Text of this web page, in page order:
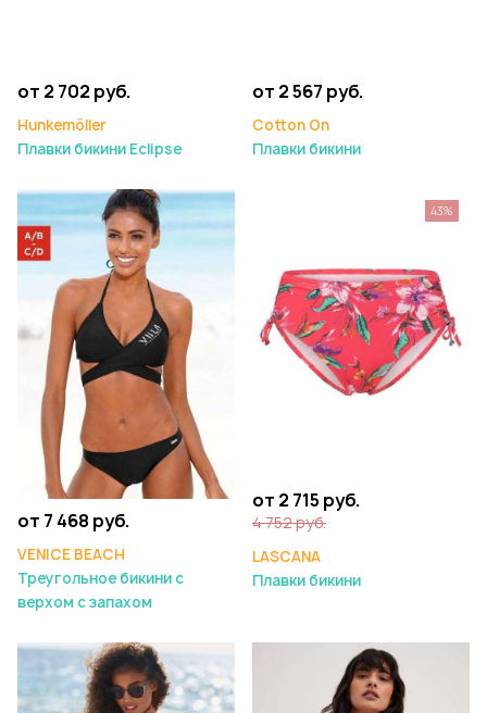
от 2 702 руб.
Hunkemöller
Плавки бикини Eclipse
от 2 567 руб.
Cotton On
Плавки бикини
от 7 468 руб.
VENICE BEACH
Треугольное бикини с
верхом с запахом
от 2 715 руб.
4 752 руб.
LASCANA
Плавки бикини
43%